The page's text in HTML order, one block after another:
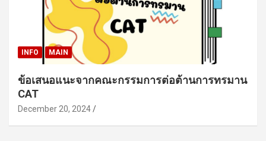
INFO MAIN
ข้อเสนอแนะจากคณะกรรมการต่อต้านการทรมาน
CAT
December 20, 2024